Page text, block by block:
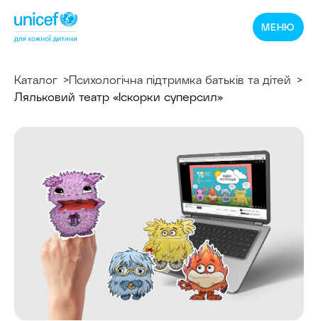
Спільнотека
ЮНІСЕФ
Україна
МЕНЮ
Каталог
Психологічна підтримка батьків та дітей
Ляльковий театр «Іскорки суперсил»